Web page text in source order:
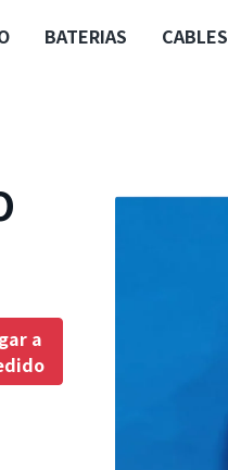
BATERIAS CABLES
a